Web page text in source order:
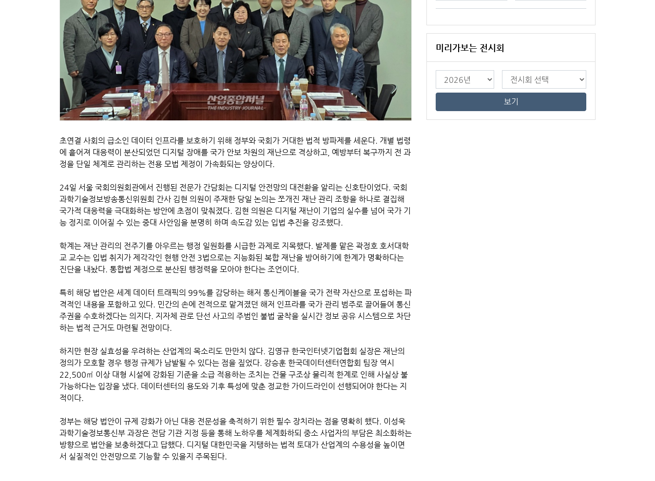
초연결 사회의 급소인 데이터 인프라를 보호하기 위해 정부와 국회가 거대한 법적 방파제를 세운다. 개별 법령
에 흩어져 대응력이 분산되었던 디지털 장애를 국가 안보 차원의 재난으로 격상하고, 예방부터 복구까지 전 과
정을 단일 체계로 관리하는 전용 모법 제정이 가속화되는 양상이다.
24일 서울 국회의원회관에서 진행된 전문가 간담회는 디지털 안전망의 대전환을 알리는 신호탄이었다. 국회
과학기술정보방송통신위원회 간사 김현 의원이 주재한 당일 논의는 쪼개진 재난 관리 조항을 하나로 결집해
국가적 대응력을 극대화하는 방안에 초점이 맞춰졌다. 김현 의원은 디지털 재난이 기업의 실수를 넘어 국가 기
능 정지로 이어질 수 있는 중대 사안임을 분명히 하며 속도감 있는 입법 추진을 강조했다.
학계는 재난 관리의 전주기를 아우르는 행정 일원화를 시급한 과제로 지목했다. 발제를 맡은 곽정호 호서대학
교 교수는 입법 취지가 제각각인 현행 안전 3법으로는 지능화된 복합 재난을 방어하기에 한계가 명확하다는
진단을 내놨다. 통합법 제정으로 분산된 행정력을 모아야 한다는 조언이다.
특히 해당 법안은 세계 데이터 트래픽의 99%를 감당하는 해저 통신케이블을 국가 전략 자산으로 포섭하는 파
격적인 내용을 포함하고 있다. 민간의 손에 전적으로 맡겨졌던 해저 인프라를 국가 관리 범주로 끌어들여 통신
주권을 수호하겠다는 의지다. 지자체 관로 단선 사고의 주범인 불법 굴착을 실시간 정보 공유 시스템으로 차단
하는 법적 근거도 마련될 전망이다.
하지만 현장 실효성을 우려하는 산업계의 목소리도 만만치 않다. 김영규 한국인터넷기업협회 실장은 재난의
정의가 모호할 경우 행정 규제가 남발될 수 있다는 점을 짚었다. 강승훈 한국데이터센터연합회 팀장 역시
22,500㎡ 이상 대형 시설에 강화된 기준을 소급 적용하는 조치는 건물 구조상 물리적 한계로 인해 사실상 불
가능하다는 입장을 냈다. 데이터센터의 용도와 기후 특성에 맞춘 정교한 가이드라인이 선행되어야 한다는 지
적이다.
정부는 해당 법안이 규제 강화가 아닌 대응 전문성을 축적하기 위한 필수 장치라는 점을 명확히 했다. 이성욱
과학기술정보통신부 과장은 전담 기관 지정 등을 통해 노하우를 체계화하되 중소 사업자의 부담은 최소화하는
방향으로 법안을 보충하겠다고 답했다. 디지털 대한민국을 지탱하는 법적 토대가 산업계의 수용성을 높이면
서 실질적인 안전망으로 기능할 수 있을지 주목된다.
미리가보는 전시회
보기